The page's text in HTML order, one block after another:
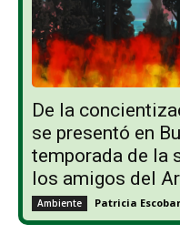
De la
se presentó en
temporada de la
los amigos del
Ambiente Patricia Escobar